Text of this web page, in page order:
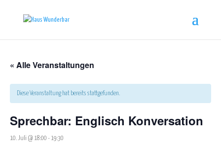
« Alle Veranstaltungen
Diese Veranstaltung hat bereits stattgefunden.
Sprechbar: Englisch Konversation
10. Juli @ 18:00 - 19:30